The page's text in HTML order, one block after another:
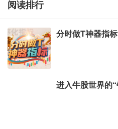
阅读排行
分时做T神器指标
进入牛股世界的“